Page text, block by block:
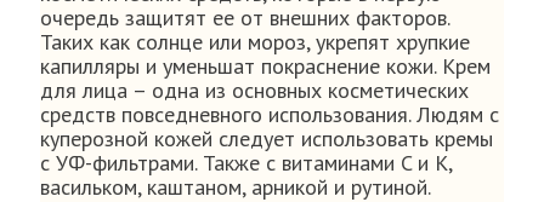
очередь защитят ее от внешних факторов.
Таких как солнце или мороз, укрепят хрупкие
капилляры и уменьшат покраснение кожи. Крем
для лица – одна из основных косметических
средств повседневного использования. Людям с
куперозной кожей следует использовать кремы
с УФ-фильтрами. Также с витаминами C и K,
васильком, каштаном, арникой и рутиной.